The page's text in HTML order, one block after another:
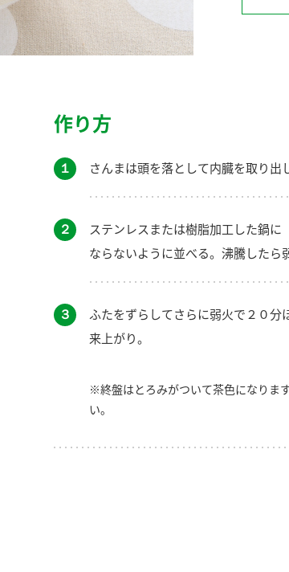
作り方
１ さんまは頭を落として内臓を取り出
２
ステンレスまたは樹脂加工した鍋
ならないように並べる。沸騰したら
３
ふたをずらしてさらに弱火で２０分
来上がり。
※終盤はとろみがついて茶色になりま
い。